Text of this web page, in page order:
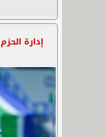
إدارة